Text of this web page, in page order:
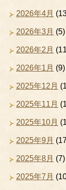
2026年4月
2026年3月 (5)
2026年2月
2026年1月 (9)
2025年12月
2025年11月
2025年10月
2025年9月
2025年8月 (7)
2025年7月